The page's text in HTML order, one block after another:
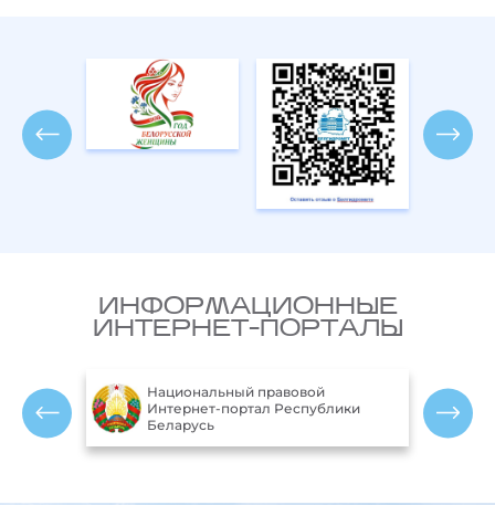
ИНФОРМАЦИОННЫЕ
ИНТЕРНЕТ-ПОРТАЛЫ
Национальный правовой
Интернет-портал Республики
Беларусь
ресурсов и
среды